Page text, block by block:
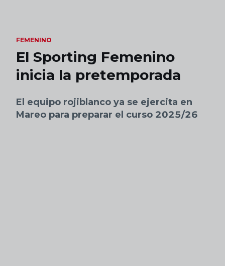
FEMENINO
El Sporting Femenino
inicia la pretemporada
El equipo rojiblanco ya se ejercita en
Mareo para preparar el curso 2025/26